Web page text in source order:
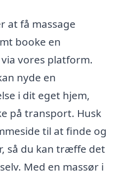
at få massage
booke en
vores platform.
nyde en
i dit eget hjem,
på transport. Husk
til at finde og
så du kan træffe det
Med en massør i